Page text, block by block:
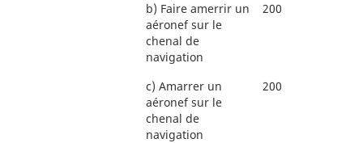
b) Faire amerrir un
aéronef sur le
chenal de
navigation
200
c) Amarrer un
aéronef sur le
chenal de
navigation
200